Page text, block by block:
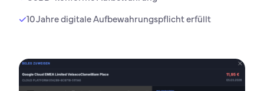
10 Jahre digitale Aufbewahrungspflicht erfüllt